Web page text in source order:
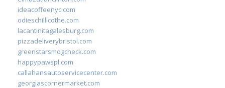
ideacoffeenyc.com
odieschillicothe.com
lacantinitagalesburg.com
pizzadeliverybristol.com
greenstarsmogcheck.com
happypawspl.com
callahansautoservicecenter.com
georgiascornermarket.com